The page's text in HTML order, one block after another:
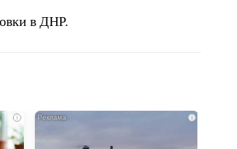
в ДНР.
i i